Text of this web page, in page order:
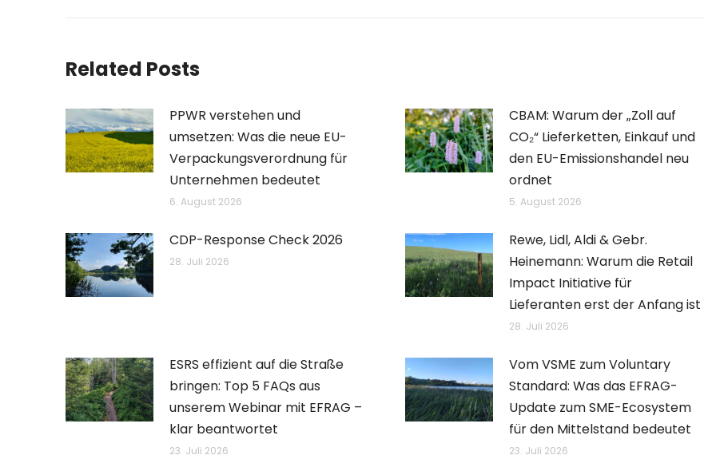
Related Posts
PPWR verstehen und
umsetzen: Was die neue EU-
Verpackungsverordnung für
Unternehmen bedeutet
6. August 2026
CBAM: Warum der „Zoll auf
CO₂“ Lieferketten, Einkauf und
den EU-Emissionshandel neu
ordnet
5. August 2026
CDP-Response Check 2026
28. Juli 2026
Rewe, Lidl, Aldi & Gebr.
Heinemann: Warum die Retail
Impact Initiative für
Lieferanten erst der Anfang ist
28. Juli 2026
ESRS effizient auf die Straße
bringen: Top 5 FAQs aus
unserem Webinar mit EFRAG –
klar beantwortet
23. Juli 2026
Vom VSME zum Voluntary
Standard: Was das EFRAG-
Update zum SME-Ecosystem
für den Mittelstand bedeutet
23. Juli 2026